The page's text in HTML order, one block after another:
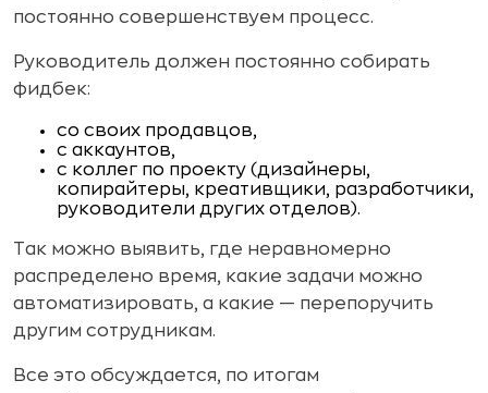
постоянно совершенствуем процесс.
Руководитель должен постоянно собирать
фидбек:
со своих продавцов,
с аккаунтов,
с коллег по проекту (дизайнеры,
копирайтеры, креативщики, разработчики,
руководители других отделов).
Так можно выявить, где неравномерно
распределено время, какие задачи можно
автоматизировать, а какие — перепоручить
другим сотрудникам.
Все это обсуждается, по итогам